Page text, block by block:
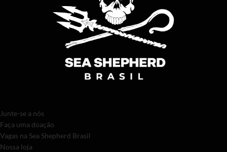
Junte-se a nós
Faça uma doação
Vagas na Sea Shepherd Brasil
Nossa loja